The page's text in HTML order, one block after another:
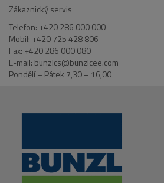
Zákaznický servis
Telefon: +420 286 000 000
Mobil: +420 725 428 806
Fax: +420 286 000 080
E-mail: bunzlcs@bunzlcee.com
Pondělí – Pátek 7,30 – 16,00